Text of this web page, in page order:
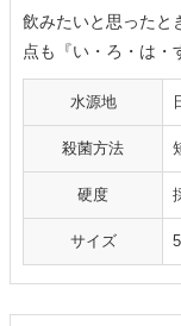
飲みたいと思ったと
点も『い・ろ・は・
水源地
殺菌方法
硬度
サイズ